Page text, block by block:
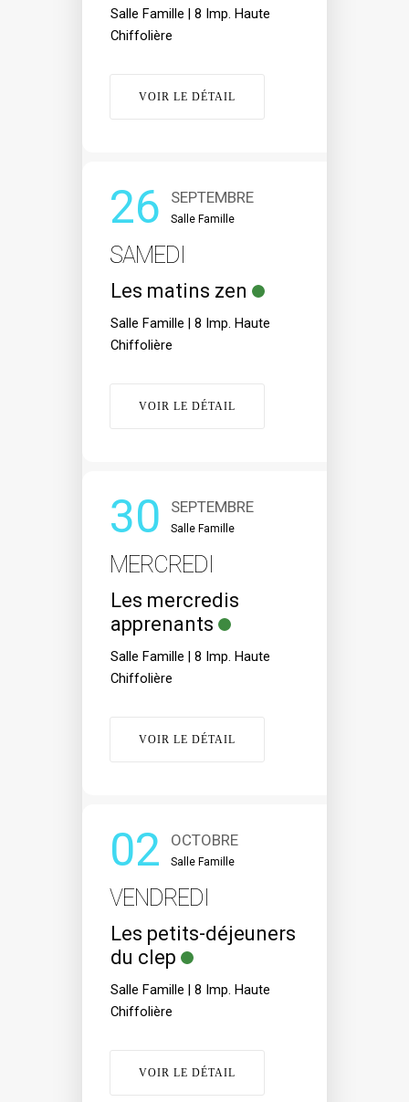
Salle Famille | 8 Imp. Haute
Chiffolière
VOIR LE DÉTAIL
26 SEPTEMBRE
Salle Famille
SAMEDI
Les matins zen
Salle Famille | 8 Imp. Haute
Chiffolière
VOIR LE DÉTAIL
30 SEPTEMBRE
Salle Famille
MERCREDI
Les mercredis
apprenants
Salle Famille | 8 Imp. Haute
Chiffolière
VOIR LE DÉTAIL
02 OCTOBRE
Salle Famille
VENDREDI
Les petits-déjeuners
du clep
Salle Famille | 8 Imp. Haute
Chiffolière
VOIR LE DÉTAIL